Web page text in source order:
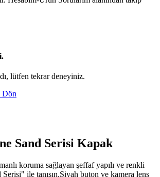
lütfen tekrar deneyiniz.
Dön
Sand Serisi Kapak
koruma sağlayan şeffaf yapılı ve renkli
ile tanışın.Siyah buton ve kamera lens